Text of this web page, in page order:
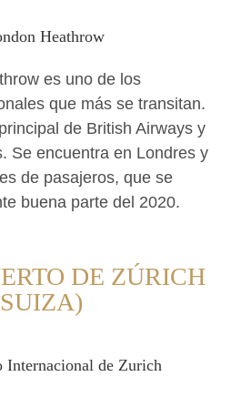
es uno de los
que más se transitan.
de British Airways y
Se encuentra en Londres y
de pasajeros, que se
buena parte del 2020.
DE ZÚRICH